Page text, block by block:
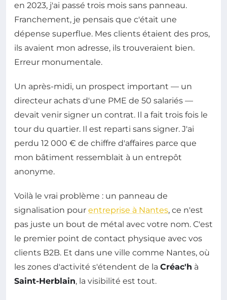
en 2023, j'ai passé trois mois sans panneau.
Franchement, je pensais que c'était une
dépense superflue. Mes clients étaient des pros,
ils avaient mon adresse, ils trouveraient bien.
Erreur monumentale.
Un après-midi, un prospect important — un
directeur achats d'une PME de 50 salariés —
devait venir signer un contrat. Il a fait trois fois le
tour du quartier. Il est reparti sans signer. J'ai
perdu 12 000 € de chiffre d'affaires parce que
mon bâtiment ressemblait à un entrepôt
anonyme.
Voilà le vrai problème : un panneau de
signalisation pour entreprise à Nantes, ce n'est
pas juste un bout de métal avec votre nom. C'est
le premier point de contact physique avec vos
clients B2B. Et dans une ville comme Nantes, où
les zones d'activité s'étendent de la Créac'h à
Saint-Herblain, la visibilité est tout.